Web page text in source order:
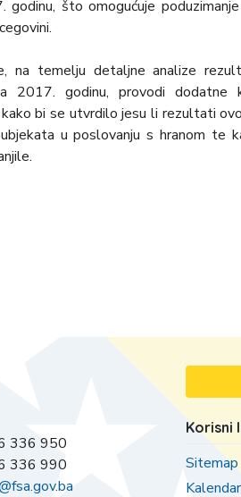
što omogućuje poduzimanje
na temelju detaljne analize
godinu, provodi dodatne
bi se utvrdilo jesu li rezultati
u poslovanju s hranom te
336 950
336 990
Korisni
Sitemap
Kalendar